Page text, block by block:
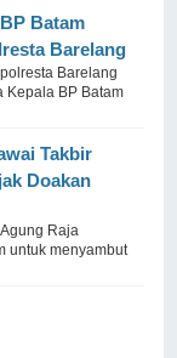
Batam
Barelang
Barelang
Kepala BP Batam
Takbir
Doakan
Raja
untuk menyambut